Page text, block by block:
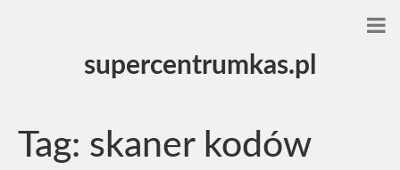
supercentrumkas.pl
Tag: skaner kodów